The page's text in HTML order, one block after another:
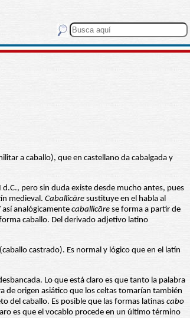
a caballo), que en castellano da cabalgada y
pero sin duda existe desde mucho antes, pues
medieval. Caballicāre sustituye en el habla al
así analógicamentecaballicāre se forma a partir de
caballo. Del derivado adjetivo latino
(caballo castrado). Es normal y lógico que en el latín
Lo que está claro es que tanto la palabra
de origen asiático que los celtas tomarían también
del caballo. Es posible que las formas latinas cabo
es que el vocablo procede en un último término